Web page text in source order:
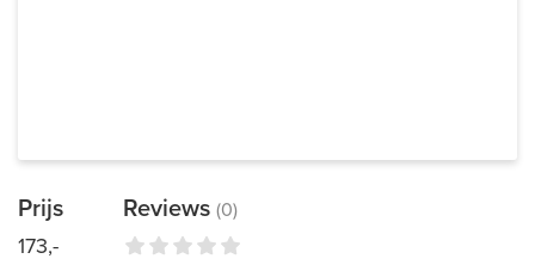
Prijs
173,-
Reviews (0)